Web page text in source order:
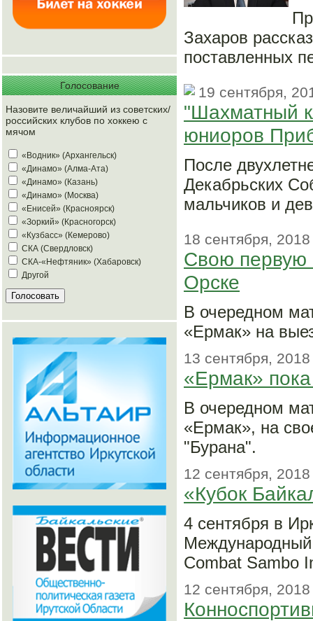
Голосование
Назовите величайший из советских/
российских клубов по хоккею с
мячом
«Водник» (Архангельск)
«Динамо» (Алма-Ата)
«Динамо» (Казань)
«Динамо» (Москва)
«Енисей» (Красноярск)
«Зоркий» (Красногорск)
«Кузбасс» (Кемерово)
СКА (Свердловск)
СКА-«Нефтяник» (Хабаровск)
Другой
Захаров
поставленных
19 сентября,
"Шахматный
юниоров
После
Декабрьских
мальчиков и
18 сентября, 2018
Свою первую
Орске
В очередном
«Ермак» на
13 сентября, 2018
«Ермак»
В очередном
«Ермак», на
"Бурана".
12 сентября, 2018
«Кубок
4 сентября в
Международный
Combat Sambo
12 сентября, 2018